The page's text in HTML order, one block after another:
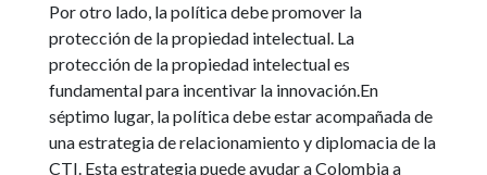
Por otro lado, la política debe promover la
protección de la propiedad intelectual. La
protección de la propiedad intelectual es
fundamental para incentivar la innovación.En
séptimo lugar, la política debe estar acompañada de
una estrategia de relacionamiento y diplomacia de la
CTI. Esta estrategia puede ayudar a Colombia a